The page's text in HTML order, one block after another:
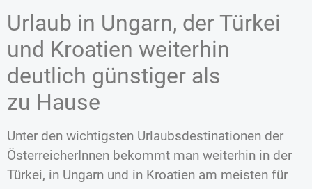
Urlaub in Ungarn, der Türkei
und Kroatien weiterhin
deutlich günstiger als
zu Hause
Unter den wichtigsten Urlaubsdestinationen der
ÖsterreicherInnen bekommt man weiterhin in der
Türkei, in Ungarn und in Kroatien am meisten für